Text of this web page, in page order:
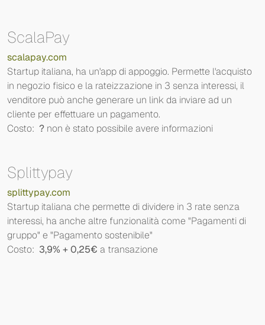
ScalaPay
scalapay.com
Startup italiana, ha un'app di appoggio. Permette l'acquisto
in negozio fisico e la rateizzazione in 3 senza interessi, il
venditore può anche generare un link da inviare ad un
cliente per effettuare un pagamento.
Costo: ? non è stato possibile avere informazioni
Splittypay
splittypay.com
Startup italiana che permette di dividere in 3 rate senza
interessi, ha anche altre funzionalità come "Pagamenti di
gruppo" e "Pagamento sostenibile"
Costo: 3,9% + 0,25€ a transazione